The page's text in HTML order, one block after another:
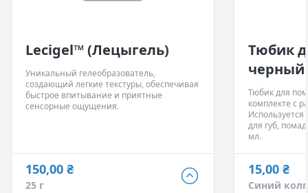
Lecigel™ (Лецыгель)
Уникальный гелеобразователь,
создающий легкие текстуры, обеспечивая
быстрое впитывание и приятные
сенсорные ощущения.
150,00 ₴
25 г
150,00 ₴
25 г
Тюбик
черный
Тюбик для
комплекте с
для губ,
мл.
15,00 ₴
Синий
15,00 ₴
Синий